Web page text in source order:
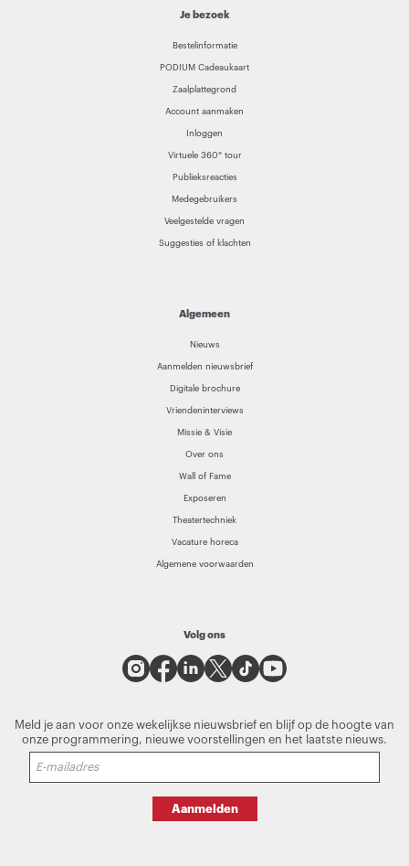
Je bezoek
Bestelinformatie
PODIUM Cadeaukaart
Zaalplattegrond
Account aanmaken
Inloggen
Virtuele 360° tour
Publieksreacties
Medegebruikers
Veelgestelde vragen
Suggesties of klachten
Algemeen
Nieuws
Aanmelden nieuwsbrief
Digitale brochure
Vriendeninterviews
Missie & Visie
Over ons
Wall of Fame
Exposeren
Theatertechniek
Vacature horeca
Algemene voorwaarden
Volg ons
Meld je aan voor onze wekelijkse nieuwsbrief en blijf op de hoogte van
onze programmering, nieuwe voorstellingen en het laatste nieuws.
Aanmelden